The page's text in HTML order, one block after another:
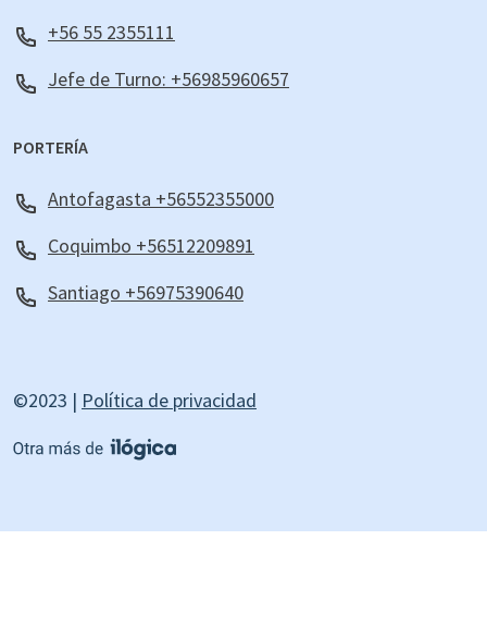
+56 55 2355111
Jefe de Turno: +56985960657
PORTERÍA
Antofagasta +56552355000
Coquimbo +56512209891
Santiago +56975390640
©2023 | Política de privacidad